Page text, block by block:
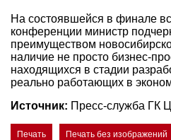
На состоявшейся в финале
конференции министр
преимуществом
наличие не просто бизнес-
находящихся в стадии
реально работающих в
Источник: Пресс-служба ГК
Печать Печать без изображений